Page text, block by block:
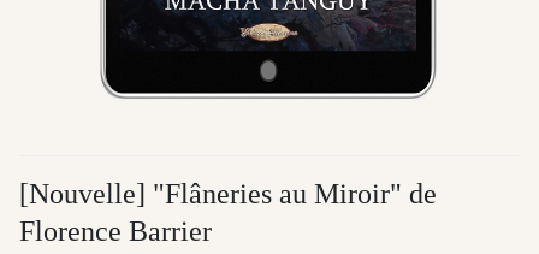
[Nouvelle] "Flâneries au Miroir" de
Florence Barrier